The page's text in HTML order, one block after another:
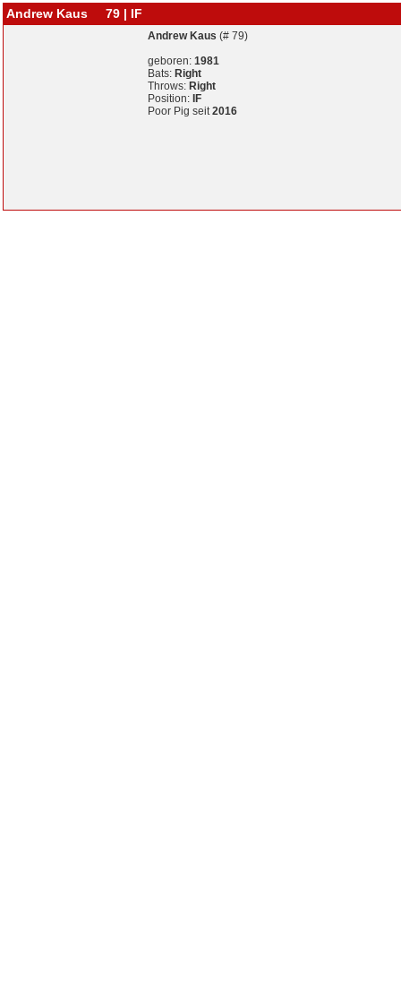
Andrew Kaus 79 | IF
Andrew Kaus (# 79)
geboren: 1981
Bats: Right
Throws: Right
Position: IF
Poor Pig seit2016